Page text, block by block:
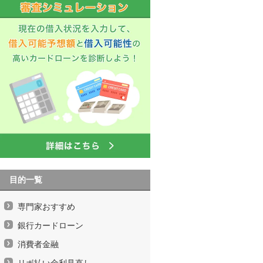
目的一覧
専門家おすすめ
銀行カードローン
消費者金融